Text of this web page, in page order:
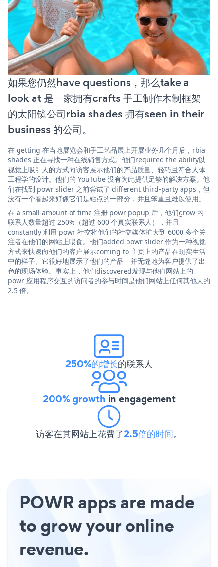
如果您仍然have questions，那么take a
look at 是一家拥有crafts 手工制作木制框架
的太阳镜公司rbia shades 拥有seen in their
business 的公司。
在 getting 在当地展览会和手工艺品展上开展业务几个月后，rbia
shades 正在寻找一种在线销售方式。他们required the ability以
视觉上吸引人的方式向访客展示他们的产品质量、轻巧且符合人体
工程学的设计。他们的 YouTube 没有为此提供足够的解决方案。他
们在找到 powr slider 之前尝试了 different third-party apps，但
没有一个看起来好像它们是站点的一部分，并且笨重且难以使用。
在 a small amount of time 注册 powr popup 后，他们grow 的
联系人数量超过 250%（超过 600 个真实联系人），并且
constantly 利用 powr 社交将他们的社交媒体扩大到 6000 多个关
注者在他们的网站上喂食。他们added powr slider 作为一种视觉
方式来快速向他们的客户展示coming to 主页上的产品在现实生活
中的样子。它很好地展示了他们的产品，并无缝地为客户提供了出
色的现场体验。事实上，他们discovered发现与他们网站上的
powr 应用程序交互的访问者的参与时间是他们网站上任何其他人的
2.5 倍。
250%的增长的联系人
200% growth in engagement
访客在其网站上花费了2.5倍的时间。
POWR apps are made
to grow your online
revenue.